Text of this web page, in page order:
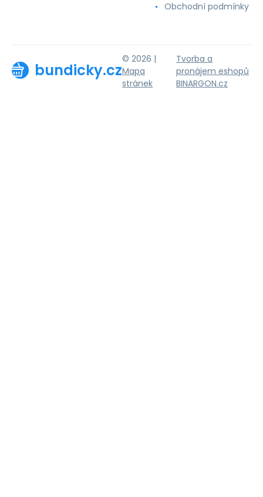
Obchodní podmínky
bundicky.cz
© 2026 |
Mapa
stránek
Tvorba a
pronájem eshopů
BINARGON.cz